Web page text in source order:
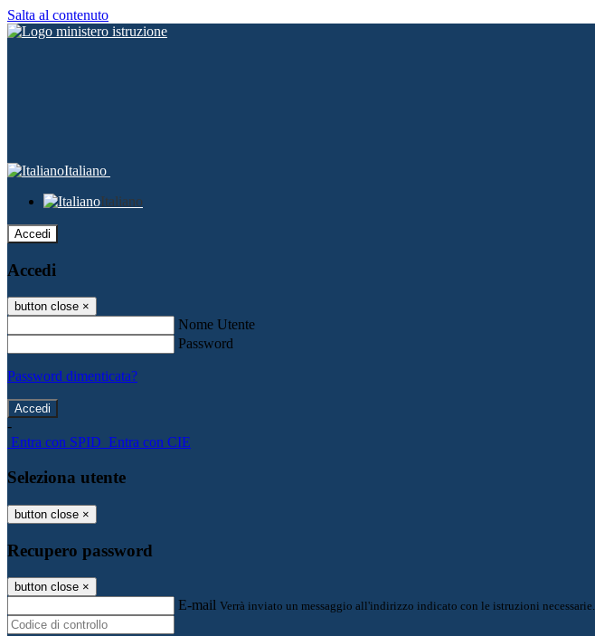
Salta al contenuto
Italiano
Italiano
Accedi
Accedi
button close ×
Nome Utente
Password
Password dimenticata?
-
Entra con SPID Entra con CIE
Seleziona utente
button close ×
Recupero password
button close ×
E-mail Verrà inviato un messaggio all'indirizzo indicato con le istruzioni necessarie.